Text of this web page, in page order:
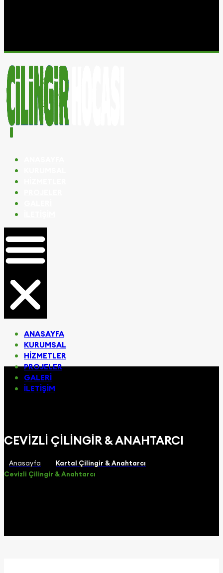
ANASAYFA
KURUMSAL
HIZMETLER
PROJELER
GALERI
İLETIŞIM
CEVIZLI ÇILINGIR & ANAHTARCI
Anasayfa
Kartal Çilingir & Anahtarcı
Cevizli Çilingir & Anahtarcı